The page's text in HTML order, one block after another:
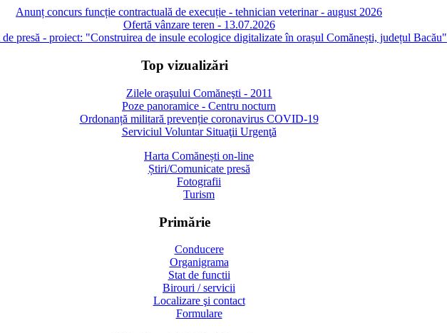
Anunț concurs funcție contractuală de execuție - tehnician veterinar - august 2026
Ofertă vânzare teren - 13.07.2026
presă - proiect: "Construirea de insule ecologice digitalizate în orașul Comănești, județul Bacău"
Top vizualizări
Zilele oraşului Comăneşti - 2011
Poze panoramice - Centru nocturn
Ordonanță militară prevenție coronavirus COVID-19
Serviciul Voluntar Situaţii Urgenţă
Harta Comănești on-line
Știri/Comunicate presă
Fotografii
Turism
Primărie
Conducere
Organigrama
Stat de functii
Birouri / servicii
Localizare şi contact
Formulare